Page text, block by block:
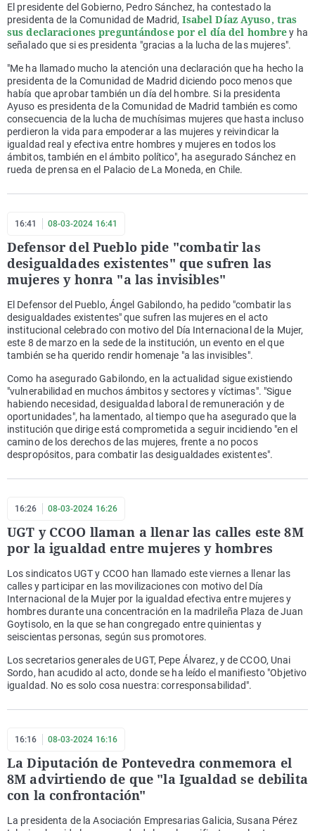
El presidente del Gobierno, Pedro Sánchez, ha contestado la
presidenta de la Comunidad de Madrid, Isabel Díaz Ayuso, tras
sus declaraciones preguntándose por el día del hombrey ha
señalado que si es presidenta "gracias a la lucha de las mujeres".
"Me ha llamado mucho la atención una declaración que ha hecho la
presidenta de la Comunidad de Madrid diciendo poco menos que
había que aprobar también un día del hombre. Si la presidenta
Ayuso es presidenta de la Comunidad de Madrid también es como
consecuencia de la lucha de muchísimas mujeres que hasta incluso
perdieron la vida para empoderar a las mujeres y reivindicar la
igualdad real y efectiva entre hombres y mujeres en todos los
ámbitos, también en el ámbito político", ha asegurado Sánchez en
rueda de prensa en el Palacio de La Moneda, en Chile.
16:41 08-03-2024 16:41
Defensor del Pueblo pide "combatir las
desigualdades existentes" que sufren las
mujeres y honra "a las invisibles"
El Defensor del Pueblo, Ángel Gabilondo, ha pedido "combatir las
desigualdades existentes" que sufren las mujeres en el acto
institucional celebrado con motivo del Día Internacional de la Mujer,
este 8 de marzo en la sede de la institución, un evento en el que
también se ha querido rendir homenaje "a las invisibles".
Como ha asegurado Gabilondo, en la actualidad sigue existiendo
"vulnerabilidad en muchos ámbitos y sectores y víctimas". "Sigue
habiendo necesidad, desigualdad laboral de remuneración y de
oportunidades", ha lamentado, al tiempo que ha asegurado que la
institución que dirige está comprometida a seguir incidiendo "en el
camino de los derechos de las mujeres, frente a no pocos
despropósitos, para combatir las desigualdades existentes".
16:26 08-03-2024 16:26
UGT y CCOO llaman a llenar las calles este 8M
por la igualdad entre mujeres y hombres
Los sindicatos UGT y CCOO han llamado este viernes a llenar las
calles y participar en las movilizaciones con motivo del Día
Internacional de la Mujer por la igualdad efectiva entre mujeres y
hombres durante una concentración en la madrileña Plaza de Juan
Goytisolo, en la que se han congregado entre quinientas y
seiscientas personas, según sus promotores.
Los secretarios generales de UGT, Pepe Álvarez, y de CCOO, Unai
Sordo, han acudido al acto, donde se ha leído el manifiesto "Objetivo
igualdad. No es solo cosa nuestra: corresponsabilidad".
16:16 08-03-2024 16:16
La Diputación de Pontevedra conmemora el
8M advirtiendo de que "la Igualdad se debilita
con la confrontación"
La presidenta de la Asociación Empresarias Galicia, Susana Pérez